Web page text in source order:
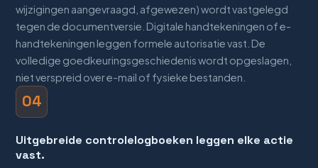
wijzigingen aangevraagd, afgewezen) wordt vastgelegd
tegen de documentversie. Digitale handtekeningen of e-
handtekeningen leggen formele autorisatie vast. De
volledige goedkeuringsgeschiedenis wordt opgeslagen,
niet verspreid over e-mail of fysieke bestanden.
04
Uitgebreide controlelogboeken leggen elke actie
vast.